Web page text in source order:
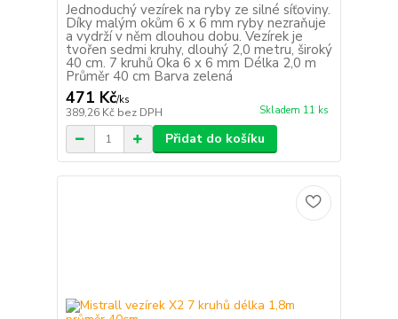
Jednoduchý vezírek na ryby ze silné síťoviny.
Díky malým okům 6 x 6 mm ryby nezraňuje
a vydrží v něm dlouhou dobu. Vezírek je
tvořen sedmi kruhy, dlouhý 2,0 metru, široký
40 cm. 7 kruhů Oka 6 x 6 mm Délka 2,0 m
Průměr 40 cm Barva zelená
471 Kč/ks
389,26 Kč bez DPH Skladem 11 ks
Přidat do košíku